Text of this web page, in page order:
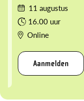
11 augustus
16.00 uur
Online
Aanmelden